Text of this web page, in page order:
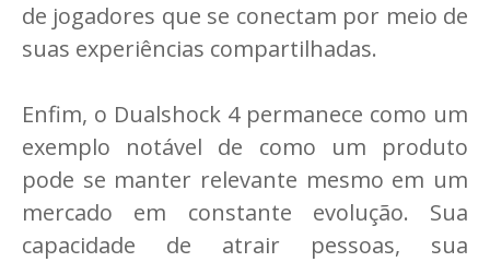
de jogadores que se conectam por meio de
suas experiências compartilhadas.
Enfim, o Dualshock 4 permanece como um
exemplo notável de como um produto
pode se manter relevante mesmo em um
mercado em constante evolução. Sua
capacidade de atrair pessoas, sua